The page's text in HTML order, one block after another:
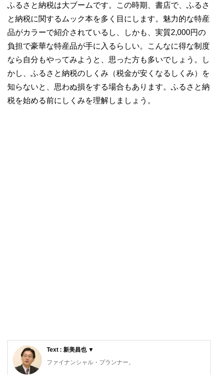
ふるさと納税は大ブームです。この時期、書店で、ふるさ
と納税に関するムック本を多く目にします。魅力的な特産
品がカラーで紹介されているし、しかも、実質2,000円の
負担で豪華な特産品が手に入るらしい。こんなに得な制度
なら自分もやってみようと、思った方も多いでしょう。し
かし、ふるさと納税のしくみ（税金が安くなるしくみ）を
知らないと、思わぬ損をする場合もあります。ふるさと納
税を始める前にしくみを理解しましょう。
Text : 新美昌也 ▼
ファイナンシャル・プランナー。